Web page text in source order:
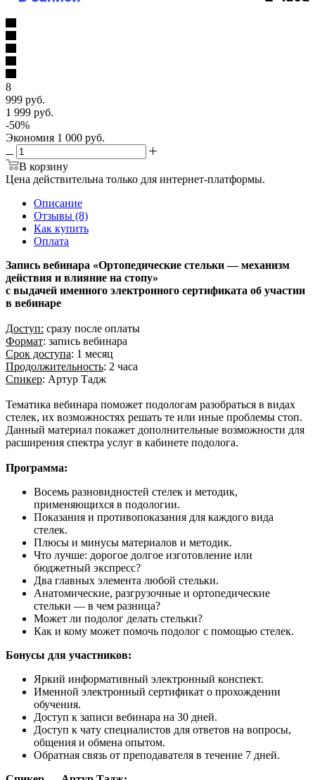
8
999 руб.
1 999 руб.
-50%
Экономия 1 000 руб.
В корзину
Цена действительна только для интернет-платформы.
Описание
Отзывы (8)
Как купить
Оплата
Запись вебинара «Ортопедические стельки — механизм
действия и влияние на стопу»
с выдачей именного электронного сертификата об участии
в вебинаре
Доступ: сразу после оплаты
Формат: запись вебинара
Срок доступа: 1 месяц
Продолжительность: 2 часа
Спикер: Артур Тадж
Тематика вебинара поможет подологам разобраться в видах
стелек, их возможностях решать те или иные проблемы стоп.
Данный материал покажет дополнительные возможности для
расширения спектра услуг в кабинете подолога.
Программа:
Восемь разновидностей стелек и методик,
применяющихся в подологии.
Показания и противопоказания для каждого вида
стелек.
Плюсы и минусы материалов и методик.
Что лучше: дорогое долгое изготовление или
бюджетный экспресс?
Два главных элемента любой стельки.
Анатомические, разгрузочные и ортопедические
стельки — в чем разница?
Может ли подолог делать стельки?
Как и кому может помочь подолог с помощью стелек.
Бонусы для участников:
Яркий информативный электронный конспект.
Именной электронный сертификат о прохождении
обучения.
Доступ к записи вебинара на 30 дней.
Доступ к чату специалистов для ответов на вопросы,
общения и обмена опытом.
Обратная связь от преподавателя в течение 7 дней.